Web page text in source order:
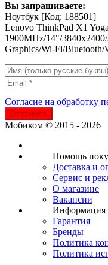
Вы запрашиваете:
Ноутбук [Код: 188501]
Lenovo ThinkPad X1
1900MHz/14"/
Graphics/Wi-Fi/
Согласие на обработку
Отправить
Мобиком © 2015 - 2026
Помощь
Доставка и
Сервис и
О магазине
Вакансии
Информация
Гарантия
Бренды
Политика
Политика